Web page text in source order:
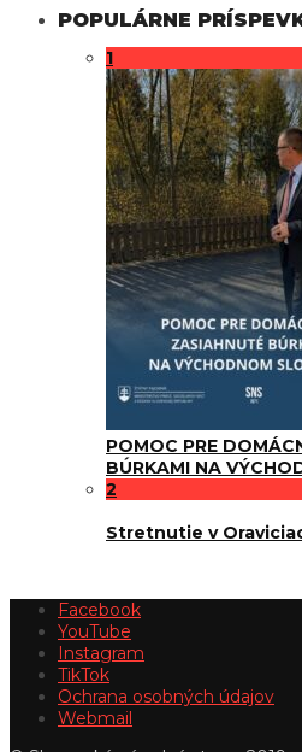
POPULÁRNE
1
POMOC PRE
BÚRKAMI NA
2
Stretnutie v
Facebook
YouTube
Instagram
TikTok
Ochrana osobných údajov
Webmail